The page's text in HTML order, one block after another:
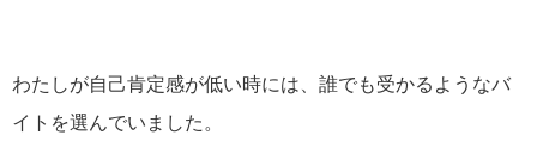
わたしが自己肯定感が低い時には、誰でも受かるようなバ
イトを選んでいました。